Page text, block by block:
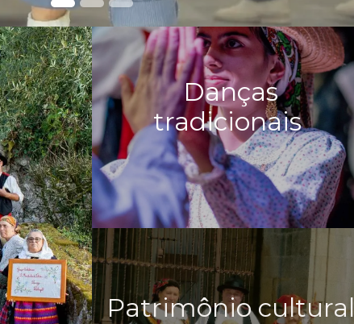
Danças
tradicionais
Patrimônio cultural